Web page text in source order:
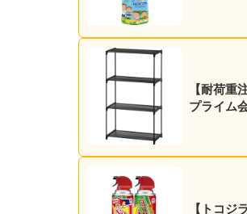
【耐荷
プライム
【トコジラミ